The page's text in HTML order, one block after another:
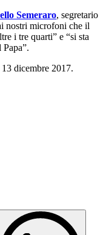
Semeraro, segretario
nostri microfoni che il
i tre quarti” e “si sta
dicembre 2017.